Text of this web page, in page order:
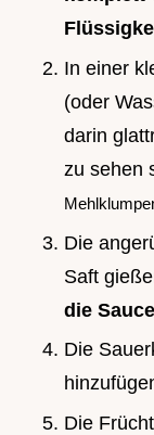
In einer
(oder
darin
zu sehen
Die
Saft
die
Die
Die